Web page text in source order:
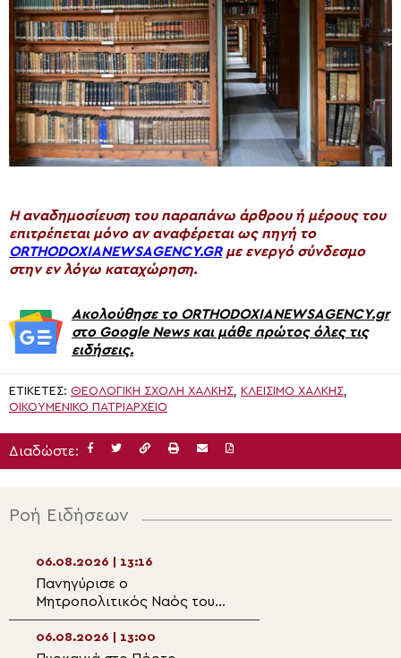
H αναδημοσίευση του παραπάνω άρθρου ή μέρους του
επιτρέπεται μόνο αν αναφέρεται ως πηγή το
ORTHODOXIANEWSAGENCY.GRμε ενεργό σύνδεσμο
στην εν λόγω καταχώρηση.
Ακολούθησε το ORTHODOXIANEWSAGENCY.gr
στο Google News και μάθε πρώτος όλες τις
ειδήσεις.
ΕΤΙΚΈΤΕΣ: ΘΕΟΛΟΓΙΚΉ ΣΧΟΛΉ ΧΆΛΚΗΣ ΚΛΕΊΣΙΜΟ ΧΆΛΚΗΣ
ΟΙΚΟΥΜΕΝΙΚΟ ΠΑΤΡΙΑΡΧΕΙΟ
Διαδώστε:
Ροή Ειδήσεων
06.08.2026 | 13:16
Πανηγύρισε ο
Μητροπολιτικός Ναός του
Σωτήρος στη Λάρνακα
06.08.2026 | 13:00